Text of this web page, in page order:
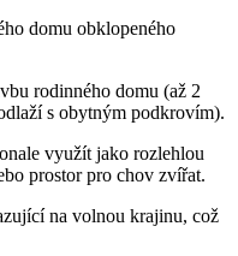
domu obklopeného
rodinného domu (až 2
s obytným podkrovím).
využít jako rozlehlou
prostor pro chov zvířat.
na volnou krajinu, což